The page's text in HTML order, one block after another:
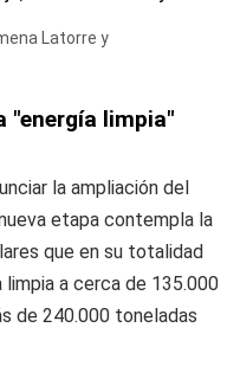
Latorre y
"energía limpia"
la ampliación del
etapa contempla la
que en su totalidad
a cerca de 135.000
de 240.000 toneladas